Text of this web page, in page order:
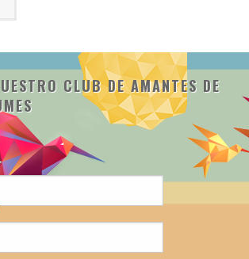
CLUB DE AMANTES DE